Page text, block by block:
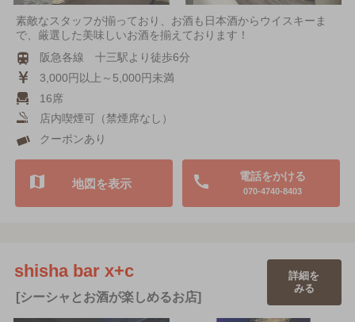
素敵なスタッフが揃っており、お酒も日本酒からウイスキーま
で、厳選した美味しいお酒を揃えております！
阪急各線 十三駅より徒歩6分
3,000円以上～5,000円未満
16席
店内喫煙可（禁煙席なし）
クーポンあり
電話をかける
070-4740-8403
地図を表示
shisha bar x+c
[シーシャとお酒が楽しめるお店]
詳細を
みる